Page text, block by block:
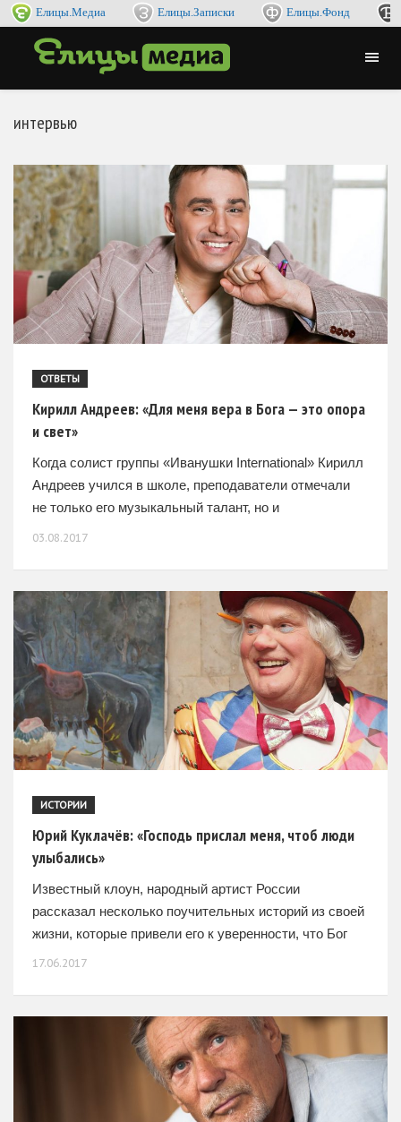
Елицы.Медиа Елицы.Записки Елицы.Фонд
интервью
ОТВЕТЫ
Кирилл Андреев: «Для меня вера в Бога — это опора
и свет»
Когда солист группы «Иванушки International» Кирилл
Андреев учился в школе, преподаватели отмечали
не только его музыкальный талант, но и
03.08.2017
ИСТОРИИ
Юрий Куклачёв: «Господь прислал меня, чтоб люди
улыбались»
Известный клоун, народный артист России
рассказал несколько поучительных историй из своей
жизни, которые привели его к уверенности, что Бог
везде и всегда с нами. Я родился под иконами. И
17.06.2017